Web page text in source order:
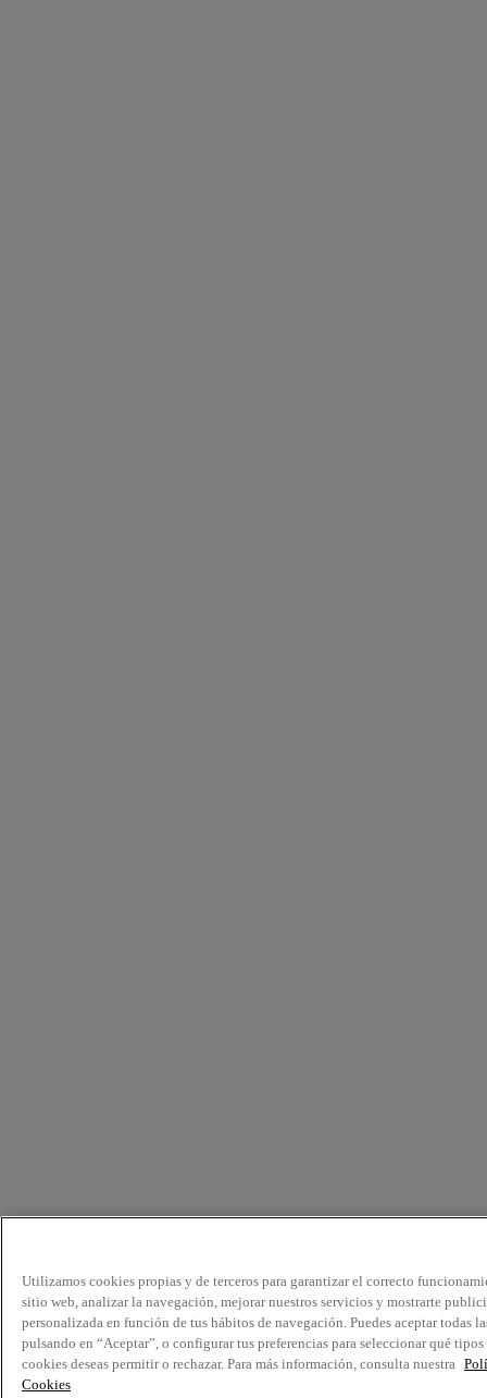
Utilizamos cookies propias y de terceros para garantizar el correcto
sitio web, analizar la navegación, mejorar nuestros servicios y mostrarte
personalizada en función de tus hábitos de navegación. Puedes aceptar todas
pulsando en “Aceptar”, o configurar tus preferencias para seleccionar qué tipos
cookies deseas permitir o rechazar. Para más información, consulta nuestra
Cookies